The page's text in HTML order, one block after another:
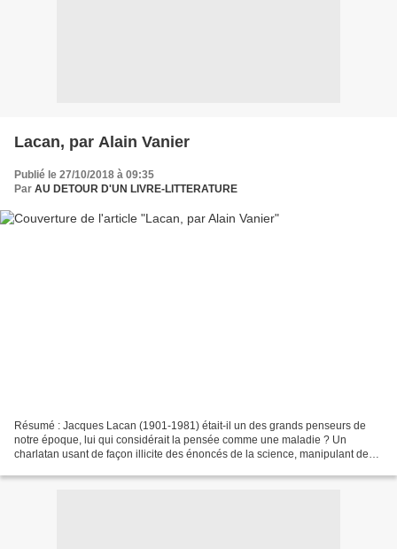
Lacan, par Alain Vanier
Publié le 27/10/2018 à 09:35
Par AU DETOUR D'UN LIVRE-LITTERATURE
Résumé : Jacques Lacan (1901-1981) était-il un des grands penseurs de
notre époque, lui qui considérait la pensée comme une maladie ? Un
charlatan usant de façon illicite des énoncés de la science, manipulant de